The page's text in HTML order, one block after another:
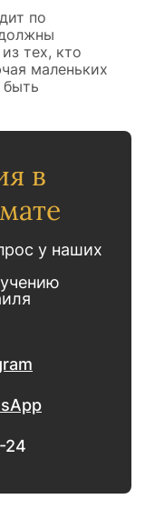
по
тех, кто
маленьких
в
у наших
24